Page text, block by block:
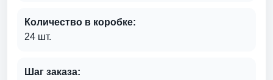
Количество в коробке:
24 шт.
Шаг заказа: